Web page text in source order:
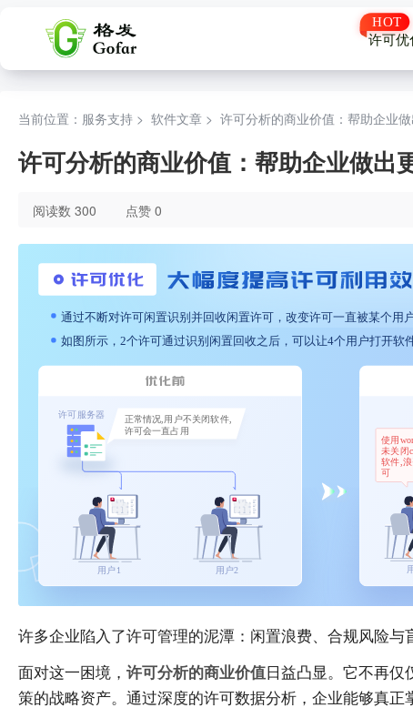
许可优
当前位置：服务支持 > 软件文章 > 许可分析的商业价值：帮助企业
许可分析的商业价值：帮助企业做出
阅读数 300 点赞 0
许多企业陷入了许可管理的泥潭：闲置浪费、合规风险与
面对这一困境， 许可分析的商业价值日益凸显。它不再
策的战略资产。通过深度的许可数据分析，企业能够真正